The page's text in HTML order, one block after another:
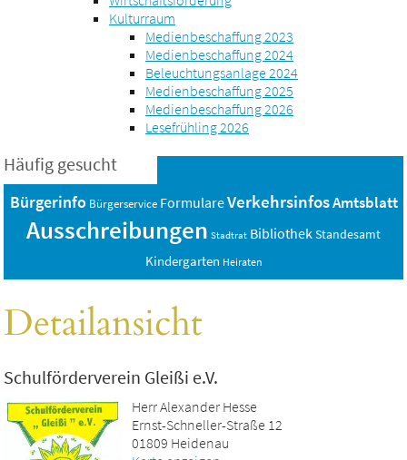
Kulturraum
Medienbeschaffung 2023
Medienbeschaffung 2024
Beleuchtungsanlage 2024
Medienbeschaffung 2025
Medienbeschaffung 2026
Lesefrühling 2026
Häufig gesucht
Bürgerinfo Bürgerservice FormulareVerkehrsinfosAmtsblatt
Ausschreibungen Stadtrat BibliothekStandesamt
Kindergarten Heiraten
Detailansicht
Schulförderverein Gleißi e.V.
Herr Alexander Hesse
Ernst-Schneller-Straße 12
01809 Heidenau